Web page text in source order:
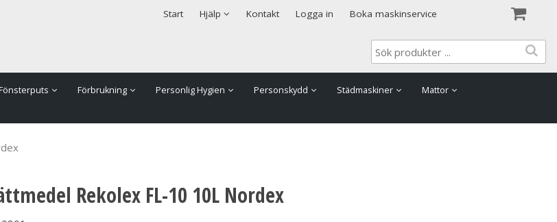
Start Hjälp
Säkerhet & Cookies Kontakt Logga in Boka maskinservice
Förbrukning Personlig Hygien Personskydd Städmaskiner
Mattor
Rekolex FL-10 10L Nordex